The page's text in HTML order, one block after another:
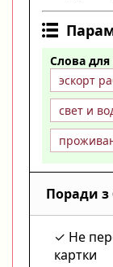
Слова
эскорт
свет и
Поради з
Не
картки